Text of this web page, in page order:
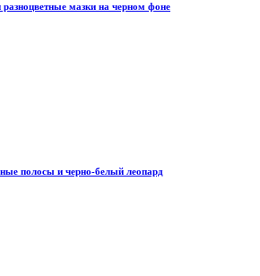
мазки на черном фоне
полосы и черно-белый леопард